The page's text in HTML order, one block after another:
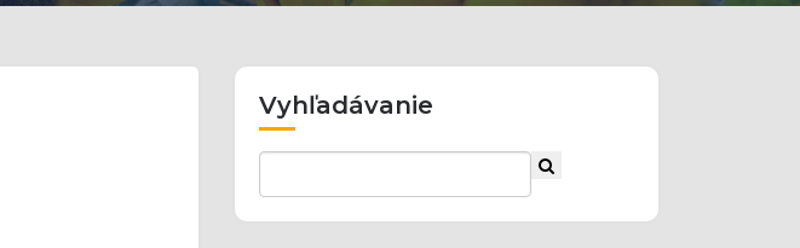
Vyhľadávanie